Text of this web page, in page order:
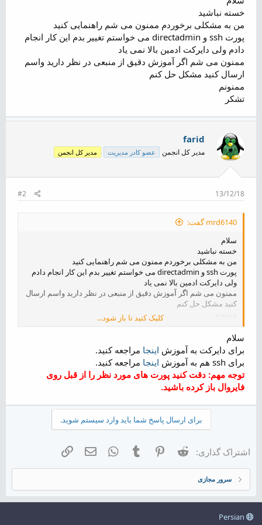
ض
و
ع
خسته نباشید
من به مشکلی برخوردم ممنون می شم راهنمایی کنید
پورت ssh و directadmin می خواستم تغییر بدم این کار انجام
دادم ولی دایرکت ادمین بالا نمی یاد
ممنون می شم اگر آموزش دقیق از منبعی در نظر دارید واسم
ارسال کنید مشکل حل کنم
ممنونم
تشکر
farid
مدیر کل انجمن عضو کادر مدیریت مدیر کل انجمن
13/12/18
#2
mrd6140 گفت:
سلام
خسته نباشید
من به مشکلی برخوردم ممنون می شم راهنمایی کنید
پورت ssh و directadmin می خواستم تغییر بدم این کار انجام دادم
ولی دایرکت ادمین بالا نمی یاد
ممنون می شم اگر آموزش دقیق از منبعی در نظر دارید واسم ارسال
کنید مشکل حل کنم
کلیک کنید تا باز شود...
سلام
برای دایرکت به آموزش اینجا مراجعه کنید.
برای ssh هم به آموزش
اینجا مراجعه کنید.
توجه مهم: دقت کنید پورت های مورد نظر را از قبل روی
فایروال باز کرده باشید.
برای ارسال پاسخ شما باید وارد سیستم شوید.
اشتراک گذاری: Reddit
Pinterest
Tumblr
WhatsApp
ایمیل
سرور مجازی